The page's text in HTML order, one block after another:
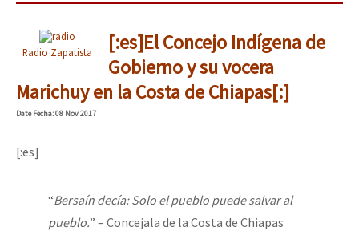
Radio Zapatista
[:es]El Concejo Indígena de
Gobierno y su vocera
Marichuy en la Costa de Chiapas[:]
DateFecha: 08 Nov 2017
[:es]
“Bersaín decía: Solo el pueblo puede salvar al
pueblo.” – Concejala de la Costa de Chiapas